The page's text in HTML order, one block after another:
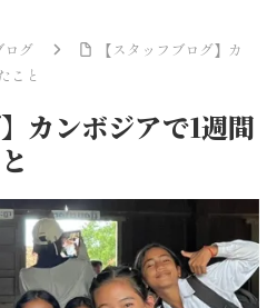
ログ
【スタッフブログ】カ
こと
カンボジアで1週間